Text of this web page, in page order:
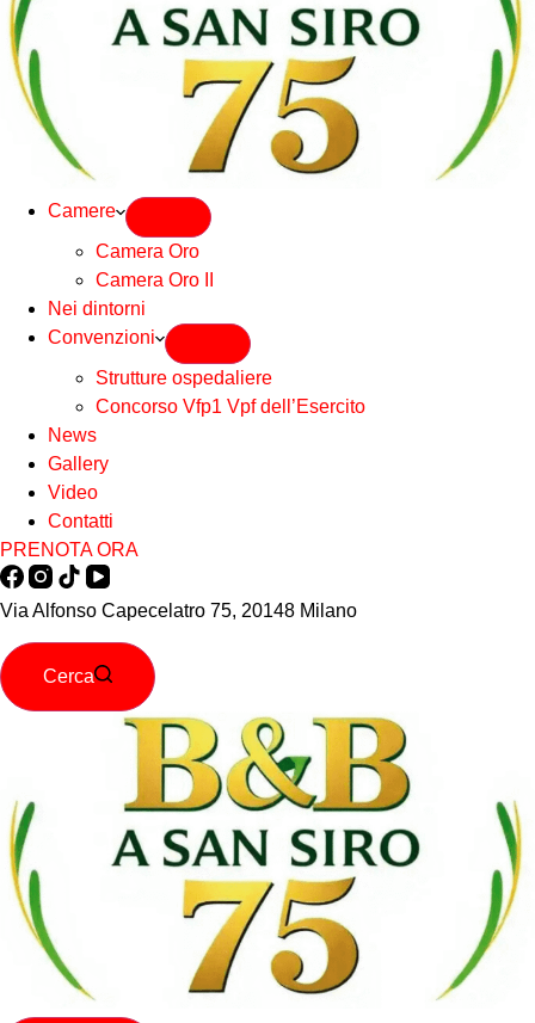
Camere
Camera Oro
Camera Oro II
Nei dintorni
Convenzioni
Strutture ospedaliere
Concorso Vfp1 Vpf dell’Esercito
News
Gallery
Video
Contatti
PRENOTA ORA
Via Alfonso Capecelatro 75, 20148 Milano
Cerca